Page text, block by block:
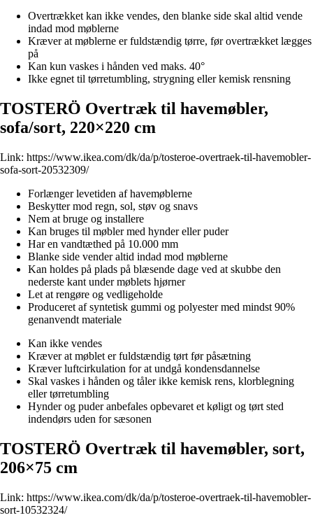
Overtrækket kan ikke vendes, den blanke side skal altid vende
indad mod møblerne
Kræver at møblerne er fuldstændig tørre, før overtrækket lægges
på
Kan kun vaskes i hånden ved maks. 40°
Ikke egnet til tørretumbling, strygning eller kemisk rensning
TOSTERÖ Overtræk til havemøbler,
sofa/sort, 220×220 cm
Link: https://www.ikea.com/dk/da/p/tosteroe-overtraek-til-havemobler-
sofa-sort-20532309/
Forlænger levetiden af havemøblerne
Beskytter mod regn, sol, støv og snavs
Nem at bruge og installere
Kan bruges til møbler med hynder eller puder
Har en vandtæthed på 10.000 mm
Blanke side vender altid indad mod møblerne
Kan holdes på plads på blæsende dage ved at skubbe den
nederste kant under møblets hjørner
Let at rengøre og vedligeholde
Produceret af syntetisk gummi og polyester med mindst 90%
genanvendt materiale
Kan ikke vendes
Kræver at møblet er fuldstændig tørt før påsætning
Kræver luftcirkulation for at undgå kondensdannelse
Skal vaskes i hånden og tåler ikke kemisk rens, klorblegning
eller tørretumbling
Hynder og puder anbefales opbevaret et køligt og tørt sted
indendørs uden for sæsonen
TOSTERÖ Overtræk til havemøbler, sort,
206×75 cm
Link: https://www.ikea.com/dk/da/p/tosteroe-overtraek-til-havemobler-
sort-10532324/